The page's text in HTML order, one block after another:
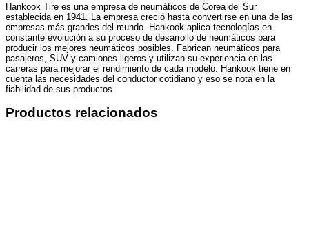
Hankook Tire es una empresa de neumáticos de Corea del Sur
establecida en 1941. La empresa creció hasta convertirse en una de las
empresas más grandes del mundo. Hankook aplica tecnologías en
constante evolución a su proceso de desarrollo de neumáticos para
producir los mejores neumáticos posibles. Fabrican neumáticos para
pasajeros, SUV y camiones ligeros y utilizan su experiencia en las
carreras para mejorar el rendimiento de cada modelo. Hankook tiene en
cuenta las necesidades del conductor cotidiano y eso se nota en la
fiabilidad de sus productos.
Productos relacionados